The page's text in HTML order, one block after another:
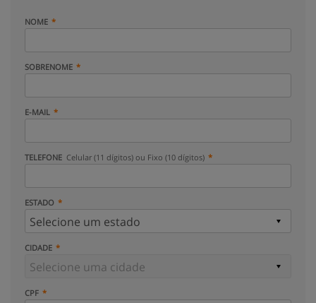
NOME
SOBRENOME
E-MAIL
TELEFONE Celular (11 dígitos) ou Fixo (10 dígitos)
ESTADO
CIDADE
CPF